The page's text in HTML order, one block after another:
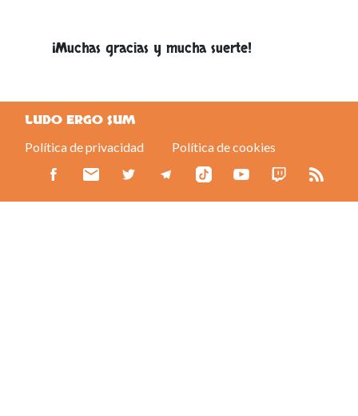
¡Muchas gracias y mucha suerte!
LUDO ERGO SUM
Política de privacidad Política de cookies